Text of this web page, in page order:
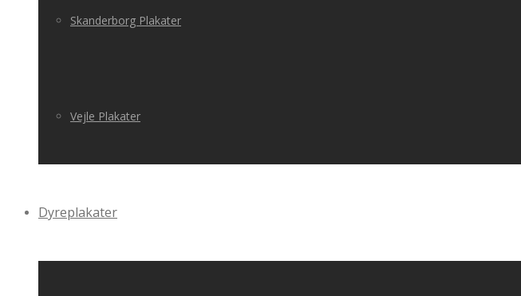
Skanderborg Plakater
Vejle Plakater
Dyreplakater